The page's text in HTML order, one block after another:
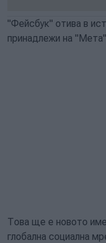
"Фейсбук" отива в
принадлежи на
Това ще е новото име
глобална социална